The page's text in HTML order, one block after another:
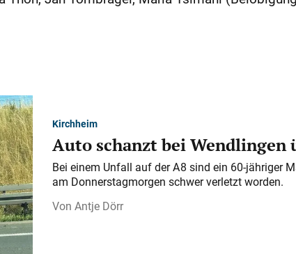
Kirchheim
Auto schanzt bei Wendlingen
Bei einem Unfall auf der A 8 sind ein 60-jähriger
am Donnerstagmorgen schwer verletzt worden.
Antje Dörr